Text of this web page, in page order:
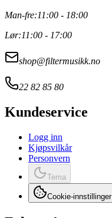
Man-fre:11:00 - 18:00
Lør:11:00 - 17:00
shop@filtermusikk.no
22 82 85 80
Kundeservice
Logg inn
Kjøpsvilkår
Personvern
Tema
Cookie-innstillinger